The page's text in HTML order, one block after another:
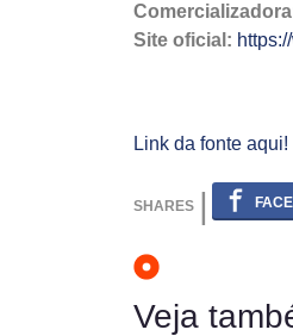
Site oficial:
Link da fonte aqui!
Veja